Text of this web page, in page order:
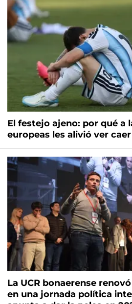
El festejo ajeno: por qué a
europeas les alivió ver
La UCR bonaerense
en una jornada política